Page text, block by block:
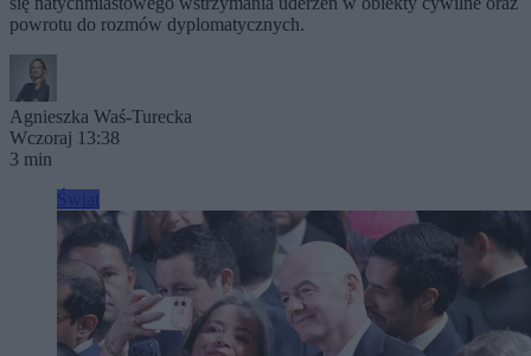
powrotu do rozmów dyplomatycznych.
Agnieszka Waś-Turecka
Wczoraj 13:38
3 min